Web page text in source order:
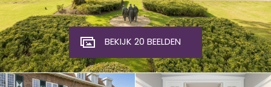
BEKIJK 20 BEELDEN